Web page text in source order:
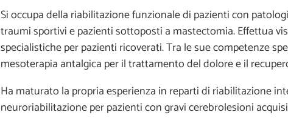
Si occupa della riabilitazione funzionale di pazienti con
traumi sportivi e pazienti sottoposti a mastectomia. Effettua
specialistiche per pazienti ricoverati. Tra le sue competenze
mesoterapia antalgica per il trattamento del dolore e il
Ha maturato la propria esperienza in reparti di riabilitazione
neuroriabilitazione per pazienti con gravi cerebrolesioni